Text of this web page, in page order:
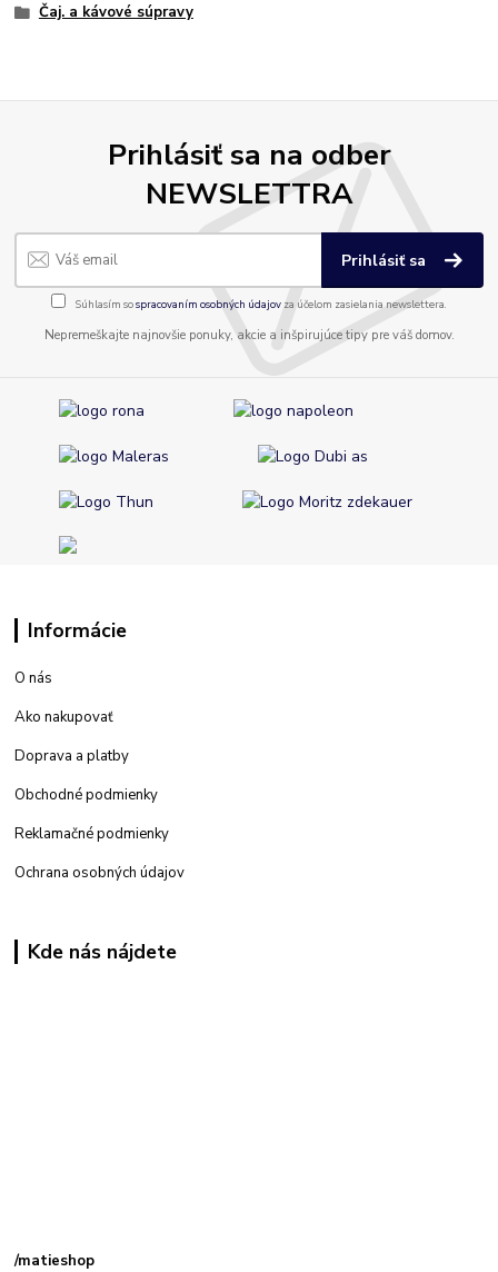
Čaj. a kávové súpravy
Prihlásiť sa na odber
NEWSLETTRA
Prihlásiť sa
Súhlasím sospracovaním osobných údajov za účelom zasielania newslettera.
Nepremeškajte najnovšie ponuky, akcie a inšpirujúce tipy pre váš domov.
Informácie
O nás
Ako nakupovať
Doprava a platby
Obchodné podmienky
Reklamačné podmienky
Ochrana osobných údajov
Kde nás nájdete
/matieshop